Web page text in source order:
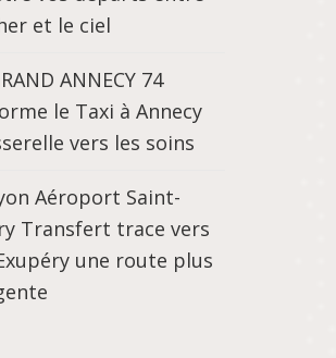
et le ciel
ANNECY 74
le Taxi à Annecy
vers les soins
Aéroport Saint-
Transfert trace vers
une route plus